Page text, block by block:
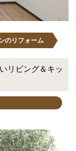
のリフォーム
リビング＆キッ